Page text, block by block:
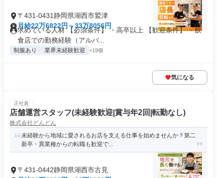
〒431-0431静岡県湖西市鷲津
月給22万6822円～33万8056円
求めている人材 【必須条件】 ・高卒以上 【歓迎条件】 ・飲
食店での勤務経験（アルバ...
制服あり 業界未経験歓迎 +19個
気になる
正社員
店舗運営スタッフ(未経験歓迎|賞与年2回|転勤なし)
株式会社どんどん
未経験から地域に愛されるお店を支える仕事を始めませんか？第二
新卒・異業種からの転職も歓迎で...
〒431-0442静岡県湖西市古見